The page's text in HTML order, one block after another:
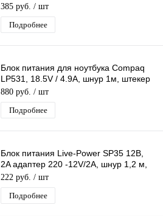
5.5*2,5 мм
385 руб. / шт
Подробнее
Блок питания для ноутбука Compaq
LP531, 18.5V / 4.9A, шнур 1м, штекер
пуля
880 руб. / шт
Подробнее
Блок питания Live-Power SP35 12В,
2A адаптер 220 -12V/2A, шнур 1,2 м,
штекер 5.5*2,5 мм
222 руб. / шт
Подробнее